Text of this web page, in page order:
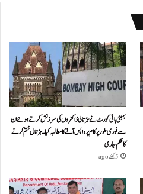
بمبئی ہائی کورٹ نے ہڑتالی ڈاکٹروں کی سرزنش کرتے ہوئے ان
سے فوری طور پر کام پر واپس آنے کا مطالبہ کیا۔ہڑتال ختم کرنے
کا حکم جاری
5 گھنٹے ago